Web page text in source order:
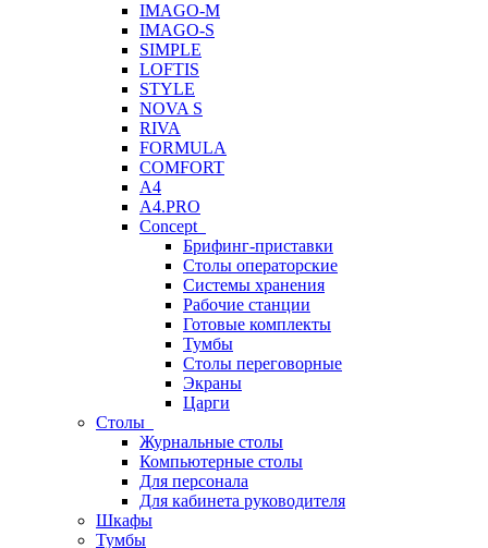
IMAGO-M
IMAGO-S
SIMPLE
LOFTIS
STYLE
NOVA S
RIVA
FORMULA
COMFORT
A4
A4.PRO
Concept
Брифинг-приставки
Столы операторские
Системы хранения
Рабочие станции
Готовые комплекты
Тумбы
Столы переговорные
Экраны
Царги
Столы
Журнальные столы
Компьютерные столы
Для персонала
Для кабинета руководителя
Шкафы
Тумбы